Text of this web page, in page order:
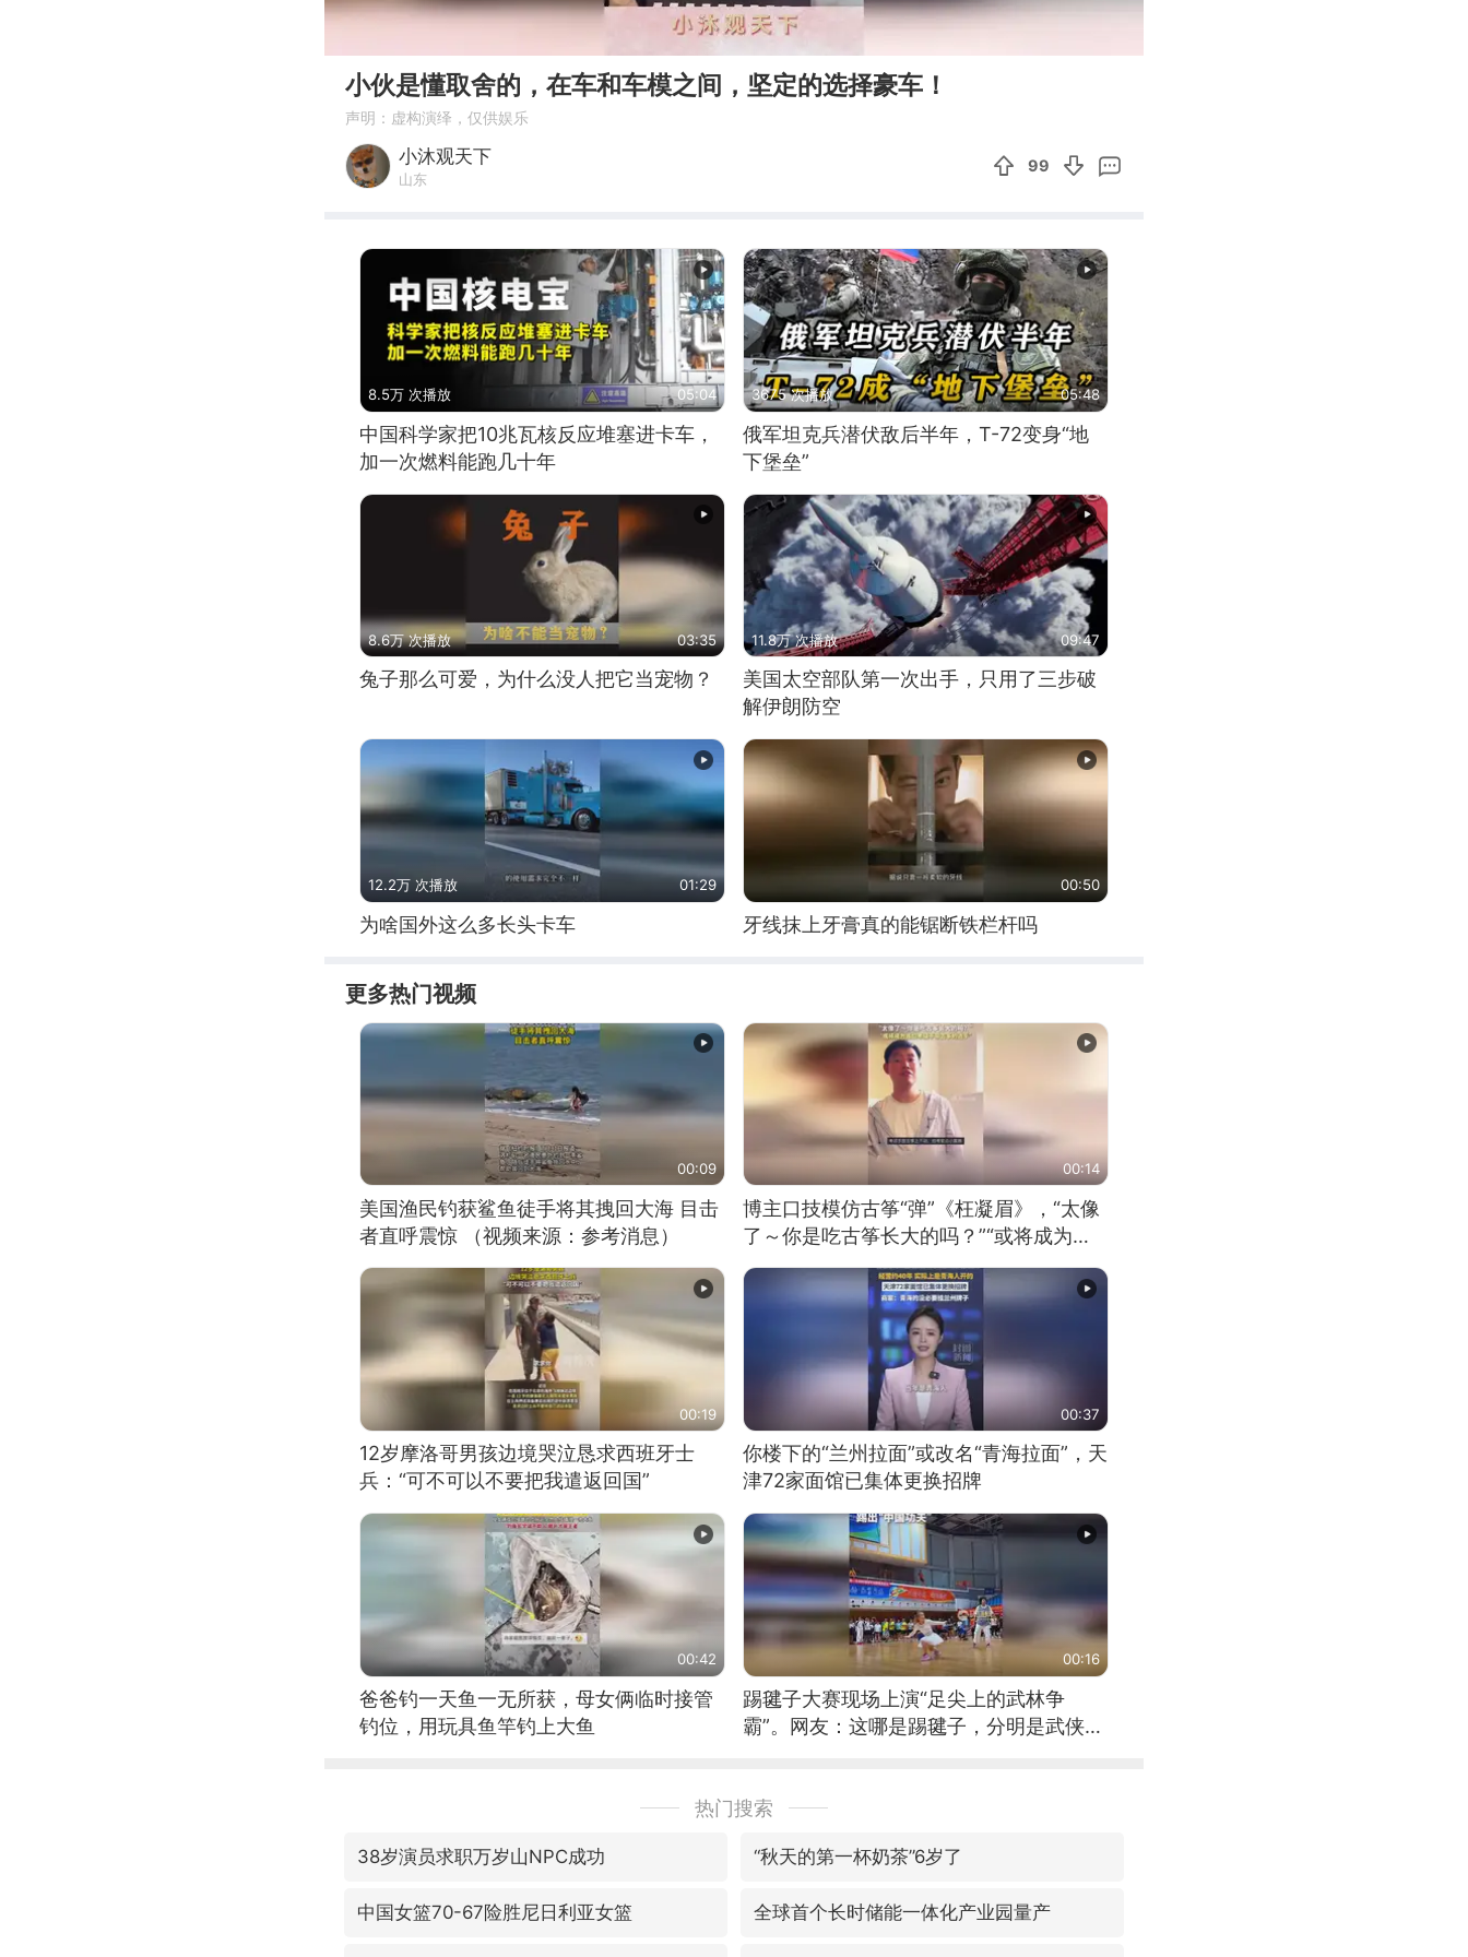
小伙是懂取舍的，在车和车模之间，坚定的选择豪车！
声明：虚构演绎，仅供娱乐
小沐观天下
山东
99
8.5万 次播放 05:04
中国科学家把10兆瓦核反应堆塞进卡车，
加一次燃料能跑几十年
3675 次播放 05:48
俄军坦克兵潜伏敌后半年，T-72变身“地
下堡垒”
8.6万 次播放 03:35
兔子那么可爱，为什么没人把它当宠物？
11.8万 次播放 09:47
美国太空部队第一次出手，只用了三步破
解伊朗防空
12.2万 次播放 01:29
为啥国外这么多长头卡车
00:50
牙线抹上牙膏真的能锯断铁栏杆吗
更多热门视频
00:09
美国渔民钓获鲨鱼徒手将其拽回大海 目击
者直呼震惊 （视频来源：参考消息）
00:14
博主口技模仿古筝“弹”《枉凝眉》，“太像
了～你是吃古筝长大的吗？”“或将成为首
位考级不带古筝的选手。”（来源：新华每
日电讯）
00:19
12岁摩洛哥男孩边境哭泣恳求西班牙士
兵：“可不可以不要把我遣返回国”
00:37
你楼下的“兰州拉面”或改名“青海拉面”，天
津72家面馆已集体更换招牌
00:42
爸爸钓一天鱼一无所获，母女俩临时接管
钓位，用玩具鱼竿钓上大鱼
00:16
踢毽子大赛现场上演“足尖上的武林争
霸”。网友：这哪是踢毽子，分明是武侠片
热门搜索
38岁演员求职万岁山NPC成功 “秋天的第一杯奶茶”6岁了
中国女篮70-67险胜尼日利亚女篮 全球首个长时储能一体化产业园量产